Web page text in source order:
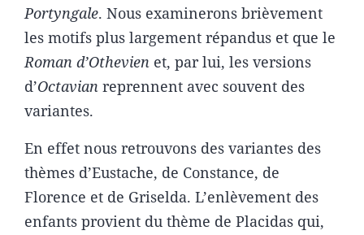
Portyngale. Nous examinerons brièvement
les motifs plus largement répandus et que le
Roman d’Othevien et, par lui, les versions
d’Octavian reprennent avec souvent des
variantes.
En effet nous retrouvons des variantes des
thèmes d’Eustache, de Constance, de
Florence et de Griselda. L’enlèvement des
enfants provient du thème de Placidas qui,